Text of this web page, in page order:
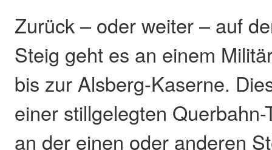
Zurück – oder weiter – auf
Steig geht es an einem
bis zur Alsberg-Kaserne.
einer stillgelegten
an der einen oder anderen